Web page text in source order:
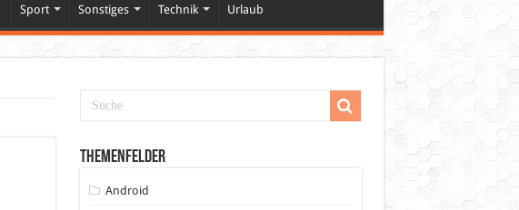
Sport Sonstiges Technik Urlaub
Themenfelder
Android